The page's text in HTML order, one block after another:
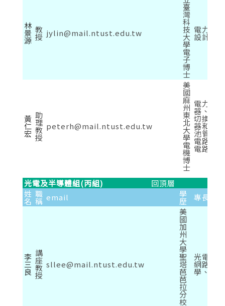
林
景
源
教
授 jylin@mail.ntust.edu.tw
臺
灣
科
技
大
學
電
子
博
士
電力電
設計
黃
仁
宏
助
理
教
授
peterh@mail.ntust.edu.tw
美
國
麻
州
東
北
大
學
電
機
博
士
電力電
器、太
切換式
器和
池管理
電路
電路、
光電及半導體組(丙組)
回頂層
姓
名
職
稱 email 學
歷 專長
李
三
良
講
座
教
授
sllee@mail.ntust.edu.tw
美
國
加
州
大
學
聖
塔
芭
芭
拉
分
校
光電元
網路、
學、半